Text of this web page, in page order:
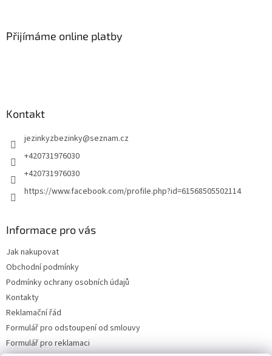
Přijímáme online platby
Kontakt
jezinkyzbezinky@seznam.cz
+420731976030
+420731976030
https://www.facebook.com/profile.php?id=61568505502114
Informace pro vás
Jak nakupovat
Obchodní podmínky
Podmínky ochrany osobních údajů
Kontakty
Reklamační řád
Formulář pro odstoupení od smlouvy
Formulář pro reklamaci